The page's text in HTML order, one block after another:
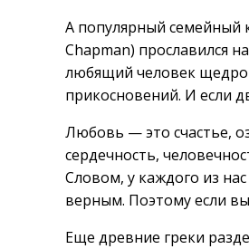
А популярный семейный
Chapman) прославился
любящий человек
прикосновений. И если
Любовь — это счастье,
сердечность,
Словом, у каждого из
верным. Поэтому если
Еще древние греки